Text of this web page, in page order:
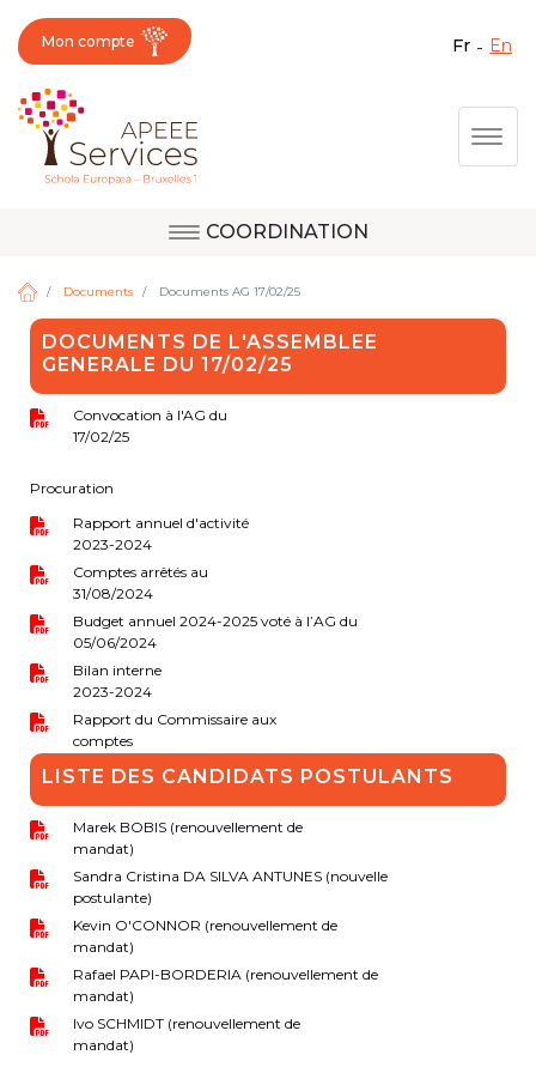
Aller
Fermer X
Question, avis,
demande, suggestion :
contactez le bon
service !
+32 (0)472 07 35 25
periscolaire.berkendael@apeee-bxl1-
services.be
BE91 3631 6790 0976
Activités périscolaires Uccle
+32 (0)2 375 31 35
cesame@apeee-bxl1-services.be
BE30 3100 2003 2711
Cantine
cantine@apeee-bxl1-services.be
Mon compte fr en
COORDINATION
Site de Berkendael
Documents Documents AG 17/02/25
DOCUMENTS DE L'ASSEMBLEE
GENERALE DU 17/02/25
Convocation à l'AG du
17/02/25
Procuration
Rapport annuel d'activité
2023-2024
Comptes arrêtés au
31/08/2024
Budget annuel 2024-2025 voté à l’AG du
05/06/2024
Bilan interne
2023-2024
Rapport du Commissaire aux
comptes
LISTE DES CANDIDATS POSTULANTS
Marek BOBIS (renouvellement de
mandat)
Sandra Cristina DA SILVA ANTUNES (nouvelle
postulante)
Kevin O'CONNOR (renouvellement de
mandat)
Rafael PAPI-BORDERIA (renouvellement de
mandat)
Ivo SCHMIDT (renouvellement de
mandat)